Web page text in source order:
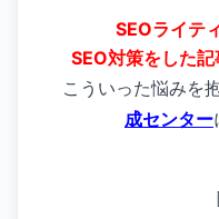
SEOライテ
SEO対策をした
こういった悩みを
成センター